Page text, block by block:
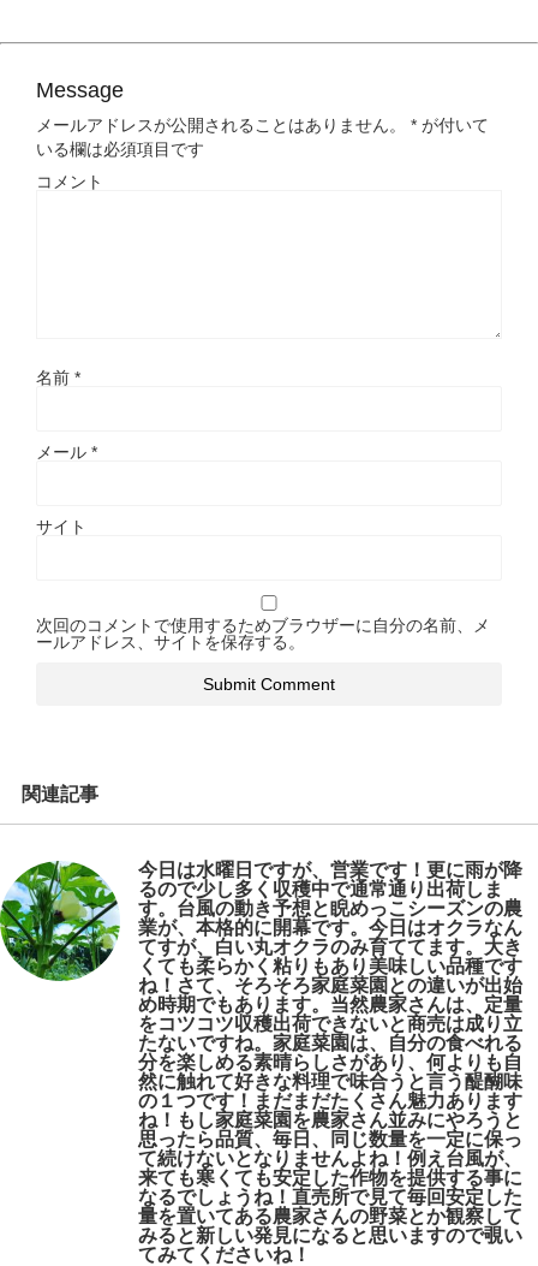
Message
メールアドレスが公開されることはありません。 * が付いて
いる欄は必須項目です
コメント
名前 *
メール *
サイト
次回のコメントで使用するためブラウザーに自分の名前、メ
ールアドレス、サイトを保存する。
関連記事
今日は水曜日ですが、営業です！更に雨が降
るので少し多く収穫中で通常通り出荷しま
す。台風の動き予想と睨めっこシーズンの農
業が、本格的に開幕です。今日はオクラなん
てすが、白い丸オクラのみ育ててます。大き
くても柔らかく粘りもあり美味しい品種です
ね！さて、そろそろ家庭菜園との違いが出始
め時期でもあります。当然農家さんは、定量
をコツコツ収穫出荷できないと商売は成り立
たないですね。家庭菜園は、自分の食べれる
分を楽しめる素晴らしさがあり、何よりも自
然に触れて好きな料理で味合うと言う醍醐味
の１つです！まだまだたくさん魅力あります
ね！もし家庭菜園を農家さん並みにやろうと
思ったら品質、毎日、同じ数量を一定に保っ
て続けないとなりませんよね！例え台風が、
来ても寒くても安定した作物を提供する事に
なるでしょうね！直売所で見て毎回安定した
量を置いてある農家さんの野菜とか観察して
みると新しい発見になると思いますので覗い
てみてくださいね！